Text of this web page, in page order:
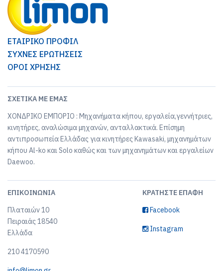
ΕΤΑΙΡΙΚΟ ΠΡΟΦΙΛ
ΣΥΧΝΕΣ ΕΡΩΤΗΣΕΙΣ
ΟΡΟΙ ΧΡΗΣΗΣ
ΣΧΕΤΙΚΆ ΜΕ ΕΜΆΣ
ΧΟΝΔΡΙΚΟ ΕΜΠΟΡΙΟ : Μηχανήματα κήπου, εργαλεία,γεννήτριες,
κινητήρες, αναλώσιμα μηχανών, ανταλλακτικά. Επίσημη
αντιπροσωπεία Ελλάδας για κινητήρες Kawasaki, μηχανημάτων
κήπου Al-ko και Solo καθώς και των μηχανημάτων και εργαλείων
Daewoo.
ΕΠΙΚΟΙΝΩΝΊΑ
Πλαταιών 10
Πειραιάς 18540
Ελλάδα
210 4170590
ΚΡΑΤΉΣΤΕ ΕΠΑΦΉ
Facebook
Instagram